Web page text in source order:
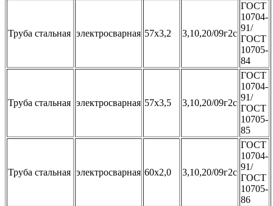
Труба стальная электросварная 57х3,2 3,10,20/09г2с
ГОСТ
10704-
91/
ГОСТ
10705-
84
Труба стальная электросварная 57х3,5 3,10,20/09г2с
ГОСТ
10704-
91/
ГОСТ
10705-
85
Труба стальная электросварная 60х2,0 3,10,20/09г2с
ГОСТ
10704-
91/
ГОСТ
10705-
86